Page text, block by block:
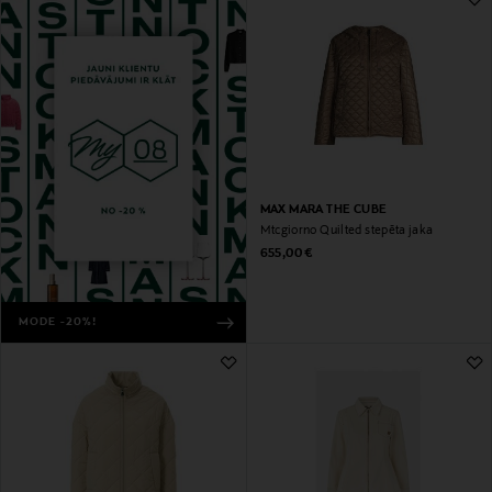
MODE -20%!
MAX MARA THE CUBE
Mtcgiorno Quilted stepēta jaka
Original Price
655,00 €